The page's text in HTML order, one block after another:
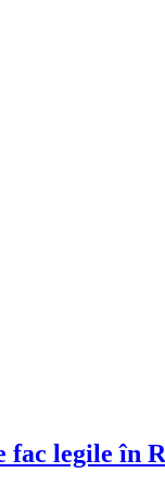
fac legile în